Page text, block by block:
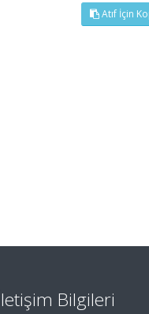
Atıf İçin
Bilgileri